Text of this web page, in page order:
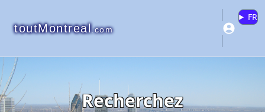
toutMontreal.com
FR
Recherchez